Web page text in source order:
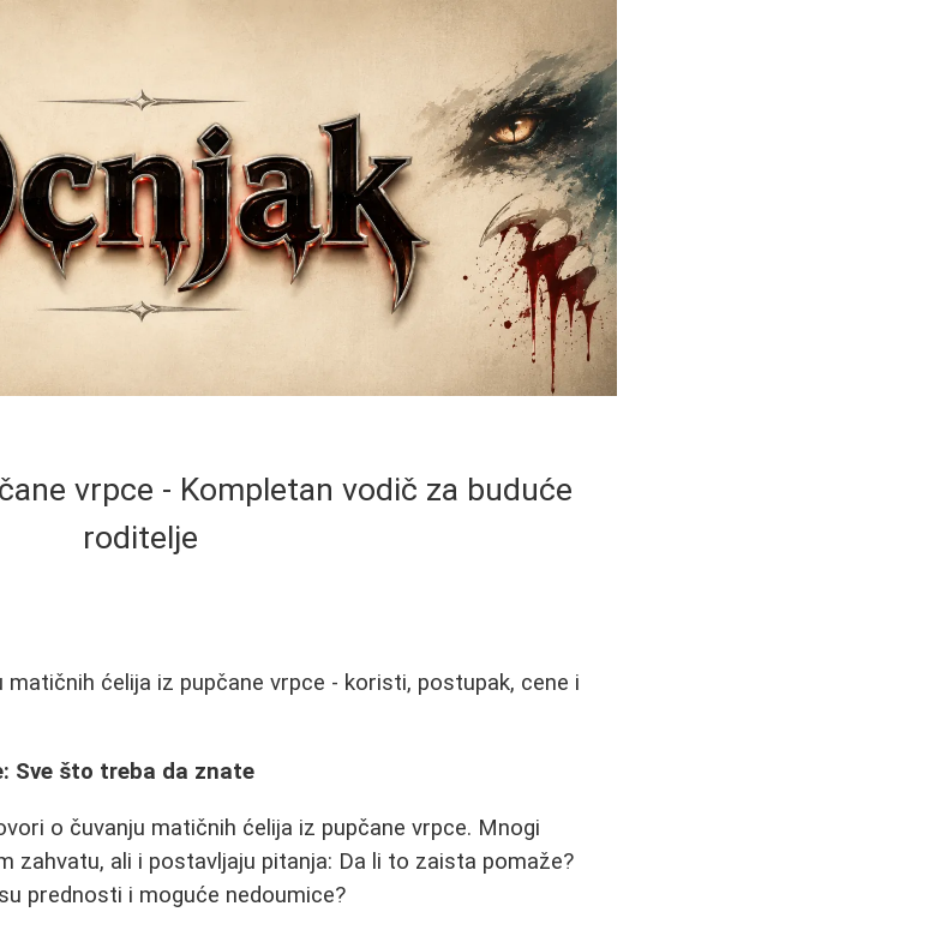
vrpce - Kompletan vodič za buduće
roditelje
ćelija iz pupčane vrpce - koristi, postupak, cene i
Sve što treba da znate
o čuvanju matičnih ćelija iz pupčane vrpce. Mnogi
zahvatu, ali i postavljaju pitanja: Da li to zaista pomaže?
prednosti i moguće nedoumice?